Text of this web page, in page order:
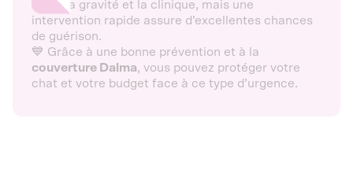
selon la gravité et la clinique, mais une
intervention rapide assure d’excellentes chances
de guérison.
💙 Grâce à une bonne prévention et à la
couverture Dalma, vous pouvez protéger votre
chat et votre budget face à ce type d’urgence.